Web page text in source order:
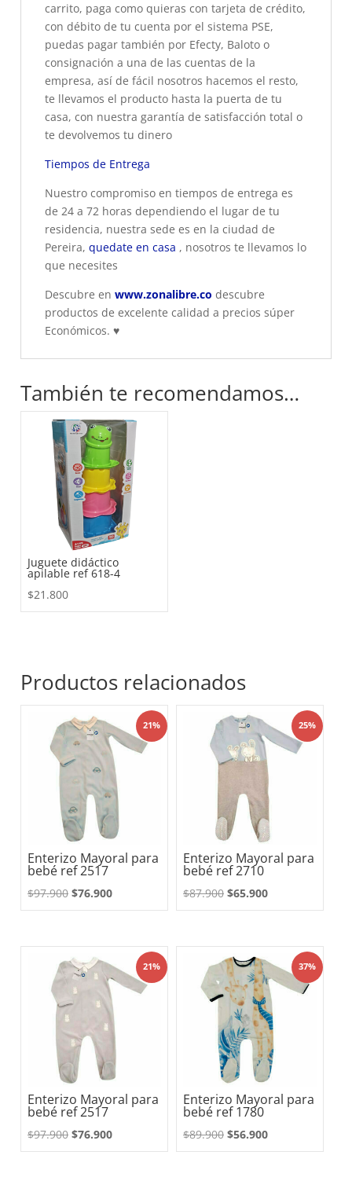
carrito, paga como quieras con tarjeta de crédito,
con débito de tu cuenta por el sistema PSE,
puedas pagar también por Efecty, Baloto o
consignación a una de las cuentas de la
empresa, así de fácil nosotros hacemos el resto,
te llevamos el producto hasta la puerta de tu
casa, con nuestra garantía de satisfacción total o
te devolvemos tu dinero
Tiempos de Entrega
Nuestro compromiso en tiempos de entrega es
de 24 a 72 horas dependiendo el lugar de tu
residencia, nuestra sede es en la ciudad de
Pereira, quedate en casa , nosotros te llevamos lo
que necesites
Descubre en www.zonalibre.co descubre
productos de excelente calidad a precios súper
Económicos. ♥
También te recomendamos…
Juguete didáctico
apilable ref 618-4
$21.800
Productos relacionados
21%
Enterizo Mayoral para
bebé ref 2517
$97.900 El
precio
$97.900.
$76.900El
precio
$76.900.
25%
Enterizo Mayoral para
bebé ref 2710
$87.900 El
precio
era:
$87.900.
$65.900El
precio
$65.900.
21%
Enterizo Mayoral para
bebé ref 2517
$97.900 El
precio
$76.900El
precio
37%
Enterizo Mayoral para
bebé ref 1780
$89.900 El
precio
$56.900El
precio